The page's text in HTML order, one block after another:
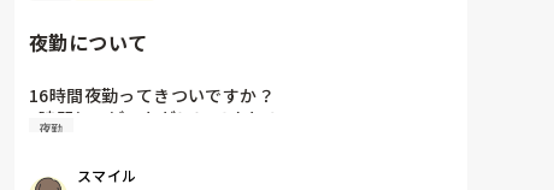
夜勤について
16時間夜勤ってきついですか？
8時間と、どっちがいいですか？
夜勤
スマイル